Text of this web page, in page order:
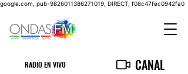
google.com, pub-9826011386271019, DIRECT, f08c47fec0942fa0
RADIO EN VIVO CANAL